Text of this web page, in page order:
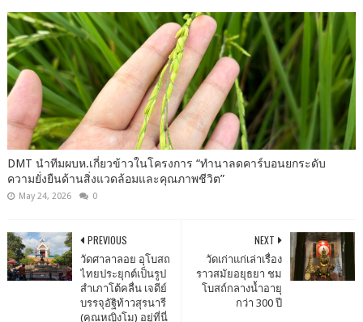
DMT นำทีมผบห.เกี่ยวข้าวในโครงการ “ทำนาลดคาร์บอนยกระดับ
ความยั่งยืนด้านสิ่งแวดล้อมและคุณภาพชีวิต”
May 24, 2026 0
NEXT
วัดเก่าแก่เล่าเรื่อง
ราวสมัยอยุธยา ชม
โบสถ์กลางน้ำอายุ
กว่า 300 ปี
PREVIOUS
วัดศาลาลอย อุโบสถ
ไทยประยุกต์เป็นรูป
สำเภาโต้คลื่น เจดีย์
บรรจุอัฐิท้าวสุรนารี
(คุณหญิงโม) อยู่ที่นี่